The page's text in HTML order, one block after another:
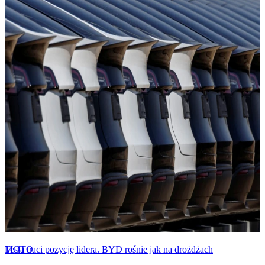
MOTO
Tesla traci pozycję lidera. BYD rośnie jak na drożdżach